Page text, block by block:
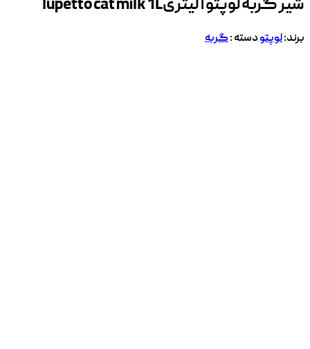
شیر گربه لوپتو ۱ لیتری lupetto cat milk 1L
برند:لوپتودسته :گربه